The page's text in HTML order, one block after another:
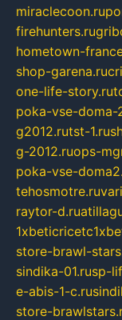
miraclecoon.ru
firehunters.ru
hometown-
shop-garena.ru
one-life-story.ru
poka-vse-doma-
g2012.rutst-1.ru
g-2012.ruops-
poka-vse-
tehosmotre.ru
raytor-d.ru
store-brawl-
sindika-01.rusp-
e-abis-1-c.ru
store-